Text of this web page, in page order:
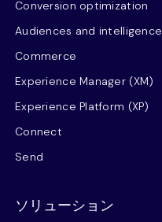
Conversion optimization
Audiences and intelligence
Commerce
Experience Manager (XM)
Experience Platform (XP)
Connect
Send
ソリューション